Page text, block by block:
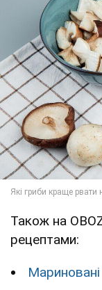
Також на
рецептами: